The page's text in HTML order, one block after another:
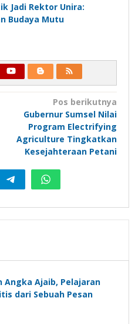
Jadi Rektor Unira:
Budaya Mutu
Pos berikutnya
Gubernur Sumsel Nilai
Program Electrifying
Agriculture Tingkatkan
Kesejahteraan Petani
Angka Ajaib, Pelajaran
dari Sebuah Pesan